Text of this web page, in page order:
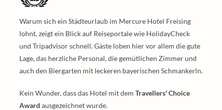
Warum sich ein Städteurlaub im Mercure Hotel Freising
lohnt, zeigt ein Blick auf Reiseportale wie HolidayCheck
und Tripadvisor schnell. Gäste loben hier vor allem die gute
Lage, das herzliche Personal, die gemütlichen Zimmer und
auch den Biergarten mit leckeren bayerischen Schmankerln.
Kein Wunder, dass das Hotel mit dem Travellers' Choice
Award ausgezeichnet wurde.